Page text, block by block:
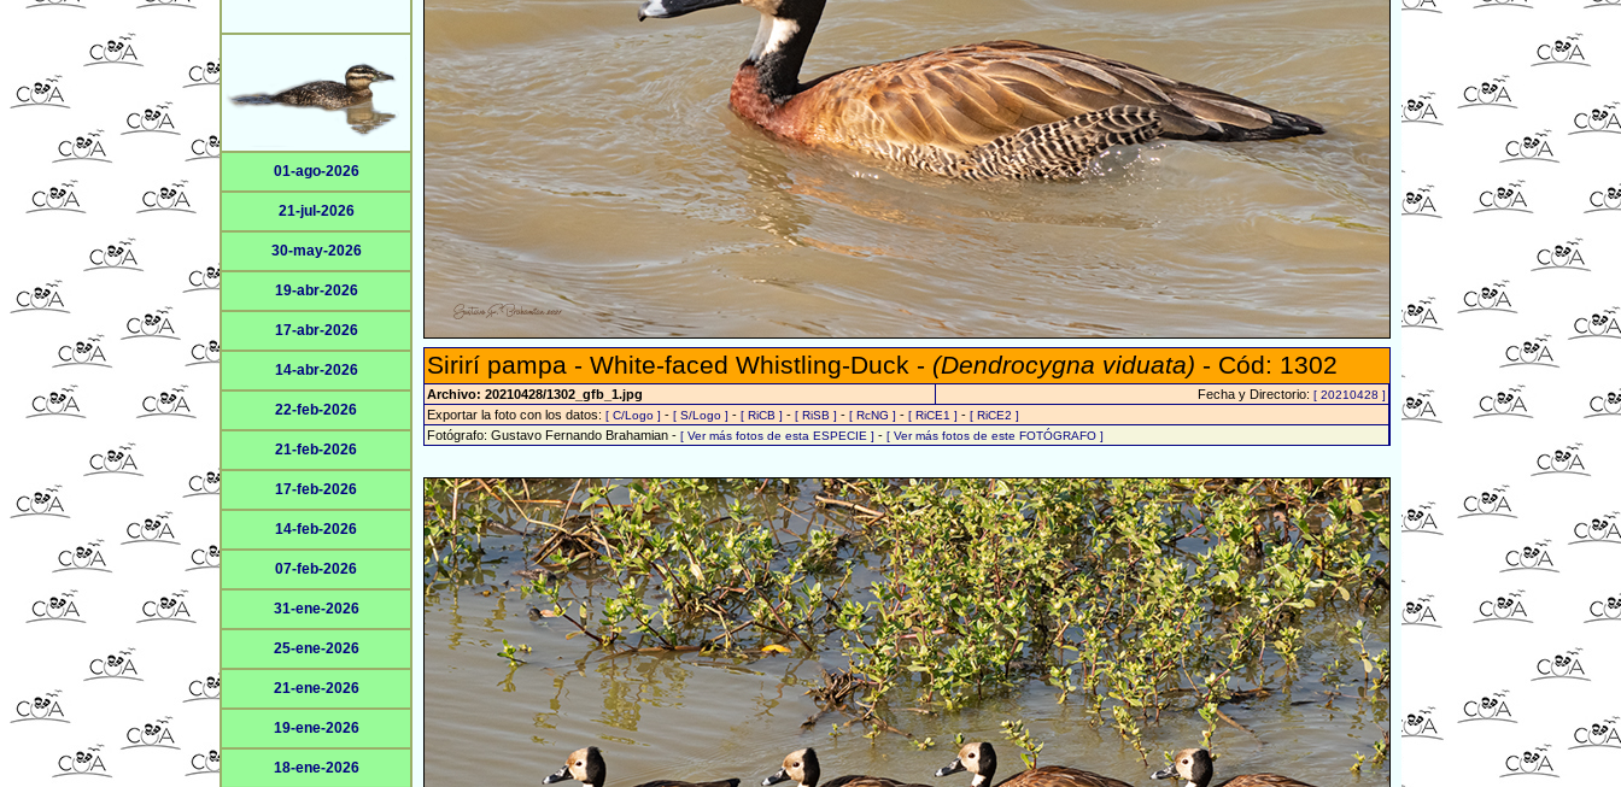
01-ago-2026
21-jul-2026
30-may-2026
19-abr-2026
17-abr-2026
14-abr-2026
22-feb-2026
21-feb-2026
17-feb-2026
14-feb-2026
07-feb-2026
31-ene-2026
25-ene-2026
21-ene-2026
19-ene-2026
18-ene-2026
Sirirí pampa - White-faced Whistling-Duck - (Dendrocygna viduata) - Cód: 1302
Archivo: 20210428/1302_gfb_1.jpg Fecha y Directorio: [ 20210428 ]
Exportar la foto con los datos: [ C/Logo ] - [ S/Logo ] - [ RiCB ] - [ RiSB ] - [ RcNG ] - [ RiCE1 ] - [ RiCE2 ]
Fotógrafo: Gustavo Fernando Brahamian - [ Ver más fotos de esta ESPECIE ] - [ Ver más fotos de este FOTÓGRAFO ]